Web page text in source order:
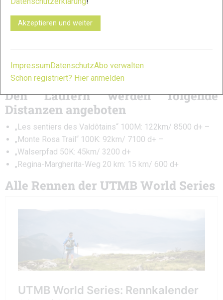
Aostatals – einem Kreuzungspunkt von Völkern und Kulturen
die Walsersprache, eine Variante eines süddeutschen
Dialekts, die dem Schweizerdeutsch in seiner archaischsten
Form sehr ähnlich ist.
Den Läufern werden folgende
Distanzen angeboten
„Les sentiers des Valdôtains“ 100M: 122km/ 8500 d+ –
„Monte Rosa Trail“ 100K: 92km/ 7100 d+ –
„Walserpfad 50K: 45km/ 3200 d+
„Regina-Margherita-Weg 20 km: 15 km/ 600 d+
Alle Rennen der UTMB World Series
Akzeptieren und weiter
ImpressumDatenschutzAbo verwalten
Schon registriert? Hier anmelden